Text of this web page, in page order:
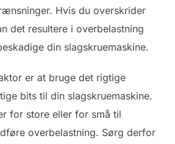
Hvis du overskrider
det resultere i overbelastning
din slagskruemaskine.
er at bruge det rigtige
bits til din slagskruemaskine.
for store eller for små til
overbelastning. Sørg derfor